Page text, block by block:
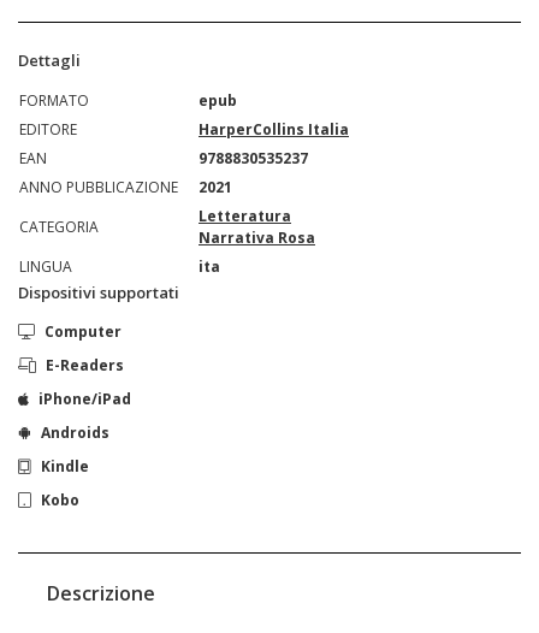
Dettagli
FORMATO
epub
EDITORE
HarperCollins Italia
EAN
9788830535237
ANNO PUBBLICAZIONE
2021
CATEGORIA
Letteratura
Narrativa Rosa
LINGUA
ita
Dispositivi supportati
Computer
E-Readers
iPhone/iPad
Androids
Kindle
Kobo
Descrizione